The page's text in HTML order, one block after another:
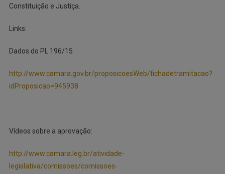
Constituição e Justiça.
Links:
Dados do PL 196/15
http://www.camara.gov.br/proposicoesWeb/fichadetramitacao?
idProposicao=945938
Vídeos sobre a aprovação:
http://www.camara.leg.br/atividade-
legislativa/comissoes/comissoes-